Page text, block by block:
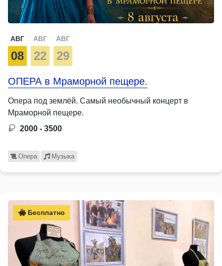
АВГ
08
АВГ
22
АВГ
29
ОПЕРА в Мраморной пещере.
Опера под землёй. Самый необычный концерт в
Мраморной пещере.
2000 - 3500
Опера Музыка
Бесплатно